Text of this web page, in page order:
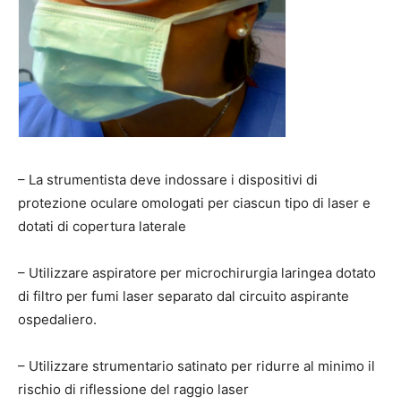
– La strumentista deve indossare i dispositivi di
protezione oculare omologati per ciascun tipo di laser e
dotati di copertura laterale
– Utilizzare aspiratore per microchirurgia laringea dotato
di filtro per fumi laser separato dal circuito aspirante
ospedaliero.
– Utilizzare strumentario satinato per ridurre al minimo il
rischio di riflessione del raggio laser